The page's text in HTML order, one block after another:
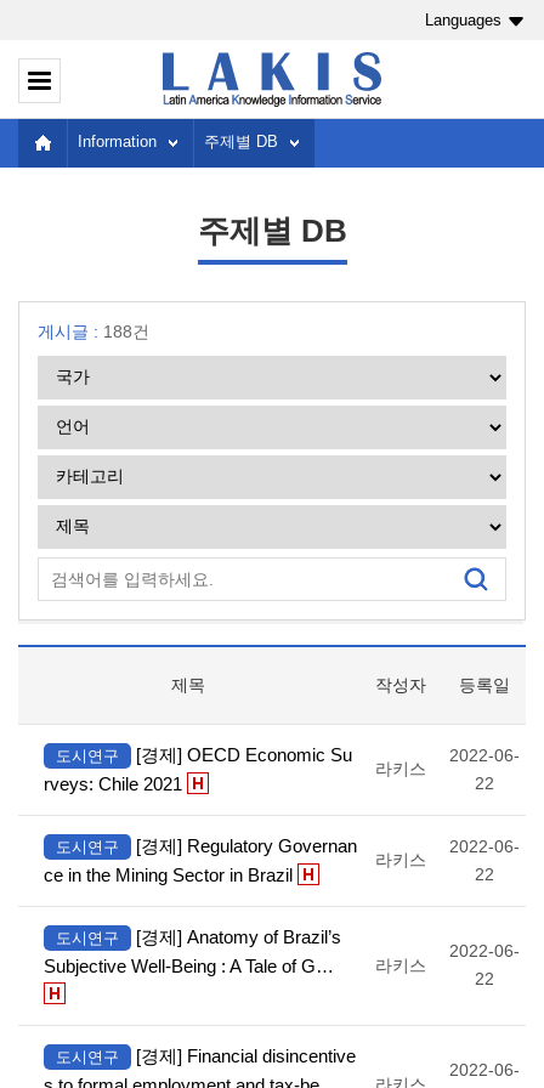
Languages
Information 주제별 DB
주제별 DB
게시글 : 188건
제목 작성자 등록일
도시연구
[경제] OECD Economic Su
rveys: Chile 2021
라키스
2022-06-
22
도시연구
[경제] Regulatory Governan
ce in the Mining Sector in Brazil
라키스
2022-06-
22
도시연구
[경제] Anatomy of Brazil’s
Subjective Well-Being : A Tale of G…
라키스
2022-06-
22
도시연구
[경제] Financial disincentive
2022-06-